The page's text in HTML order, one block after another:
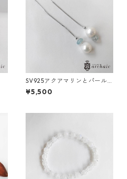
SV925アクアマリンとパール
のアメリカンピアス
¥5,500